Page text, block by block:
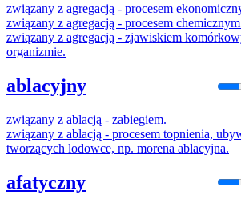
związany z agregacją - procesem
związany z agregacją - procesem
związany z agregacją - zjawiskiem
organizmie.
ablacyjny
związany z ablacją - zabiegiem.
związany z ablacją - procesem topnienia,
tworzących lodowce, np. morena ablacyjna.
afatyczny